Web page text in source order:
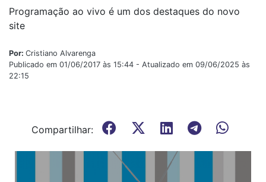
Programação ao vivo é um dos destaques do novo
site
Por: Cristiano Alvarenga
Publicado em 01/06/2017 às 15:44 - Atualizado em 09/06/2025 às
22:15
Compartilhar: